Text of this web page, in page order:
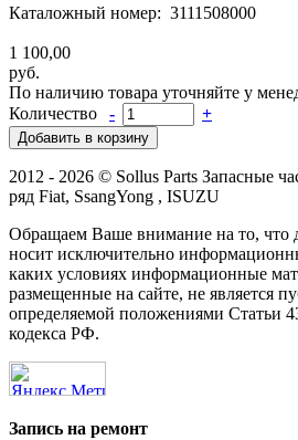
Каталожный номер: 3111508000
1 100,00
руб.
По наличию товара уточняйте у
Количество
- +
2012 - 2026 © Sollus Parts Запасные
ряд Fiat, SsangYong , ISUZU
Обращаем Ваше внимание на то, что
носит исключительно
каких условиях информационные
размещенные на сайте, не является
определяемой положениями Статьи
кодекса РФ.
Запись на ремонт